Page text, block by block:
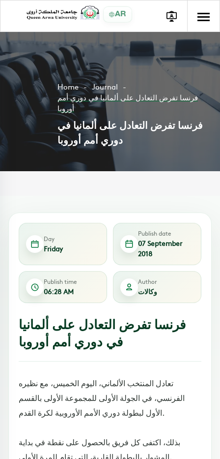
AR
Home
Journal
فرنسا تفرض التعادل على ألمانيا في دوري أمم
أوروبا
فرنسا تفرض التعادل على ألمانيا في
دوري أمم أوروبا
Day
Friday
Publish date
07 September
2018
Publish time
06:28 AM
Author
وكالات
فرنسا تفرض التعادل على ألمانيا
في دوري أمم أوروبا
تعادل المنتخب الألماني، اليوم الخميس، مع نظيره
الفرنسي، في الجولة الأولى للمجموعة الأولى بالقسم
الأول لبطولة دوري الأمم الأوروبية لكرة القدم.
بذلك، اكتفى كل فريق بالحصول على نقطة في بداية
المشوار بالبطولة القارية، التي تقام للمرة الأولى.